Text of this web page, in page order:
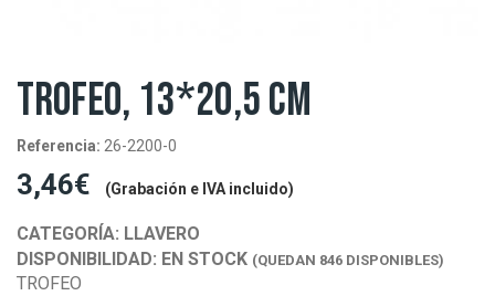
TROFEO, 13*20,5 CM
Referencia: 26-2200-0
3,46€ (Grabación e IVA incluido)
CATEGORÍA: LLAVERO
DISPONIBILIDAD: EN STOCK (QUEDAN 846 DISPONIBLES)
TROFEO